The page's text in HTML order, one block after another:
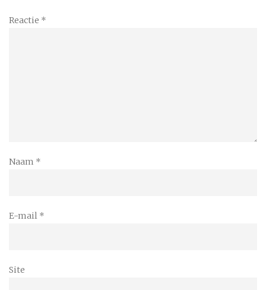
Reactie *
Naam *
E-mail *
Site